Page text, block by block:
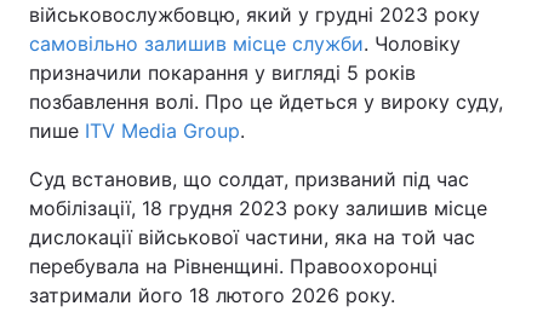
військовослужбовцю, який у грудні 2023 року
самовільно залишив місце служби. Чоловіку
призначили покарання у вигляді 5 років
позбавлення волі. Про це йдеться у вироку суду,
пише ITV Media Group.
Суд встановив, що солдат, призваний під час
мобілізації, 18 грудня 2023 року залишив місце
дислокації військової частини, яка на той час
перебувала на Рівненщині. Правоохоронці
затримали його 18 лютого 2026 року.